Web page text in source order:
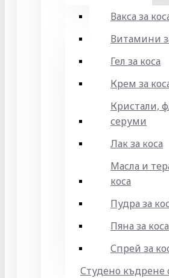
Вакса за
Витамини
Гел за коса
Крем за
Кристали,
серуми
Лак за коса
Масла и
коса
Пудра за
Пяна за коса
Спрей за
Студено къдрене